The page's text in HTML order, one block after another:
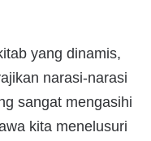
yang dinamis,
narasi-narasi
sangat mengasihi
kita menelusuri